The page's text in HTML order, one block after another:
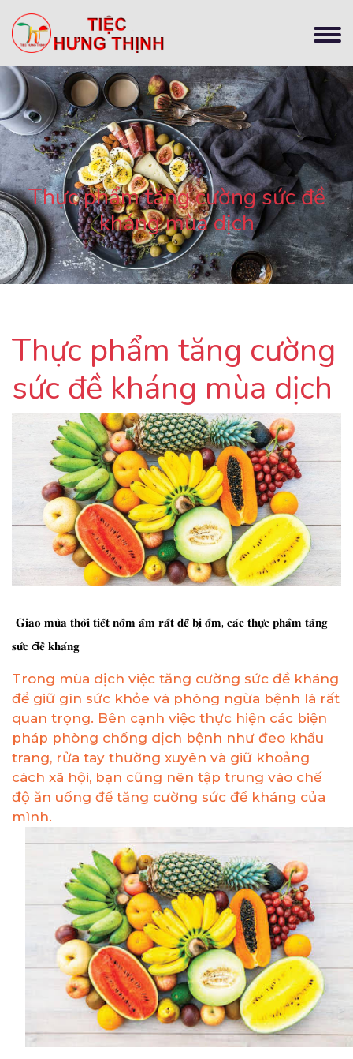
Thực phẩm tăng cường sức đề
kháng mùa dịch
Thực phẩm tăng cường
sức đề kháng mùa dịch
𝐆𝐢𝐚𝐨 𝐦𝐮̀𝐚 𝐭𝐡𝐨̛̀𝐢 𝐭𝐢𝐞̂́𝐭 𝐧𝐨̂̀𝐦 𝐚̂̉𝐦 𝐫𝐚̂́𝐭 𝐝𝐞̂̃ 𝐛𝐢̣ 𝐨̂́𝐦, 𝐜𝐚́𝐜 𝐭𝐡𝐮̛̣𝐜 𝐩𝐡𝐚̂̉𝐦 𝐭𝐚̆𝐧𝐠
𝐬𝐮̛́𝐜 đ𝐞̂̀ 𝐤𝐡𝐚́𝐧𝐠
Trong mùa dịch việc tăng cường sức đề kháng
để giữ gìn sức khỏe và phòng ngừa bệnh là rất
quan trọng. Bên cạnh việc thực hiện các biện
pháp phòng chống dịch bệnh như đeo khẩu
trang, rửa tay thường xuyên và giữ khoảng
cách xã hội, bạn cũng nên tập trung vào chế
độ ăn uống để tăng cường sức đề kháng của
mình.